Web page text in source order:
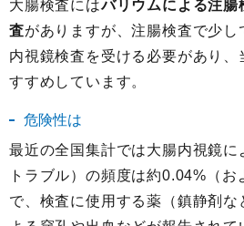
大腸検査にはバリウムによる注腸
査がありますが、注腸検査で少
内視鏡検査を受ける必要があり、
すすめしています。
危険性は
最近の全国集計では大腸内視鏡に
トラブル）の頻度は約0.04%（お
で、検査に使用する薬（鎮静剤な